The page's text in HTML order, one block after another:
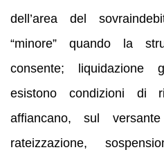
dell’area del
“minore” quando la
consente; liquidazione
esistono condizioni di
affiancano, sul
rateizzazione,